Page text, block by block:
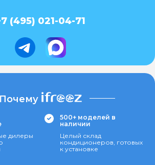
(495) 021-04-71
Почему
дилеры
500+ моделей в
наличии
Целый склад
кондиционеров, готовых
к установке